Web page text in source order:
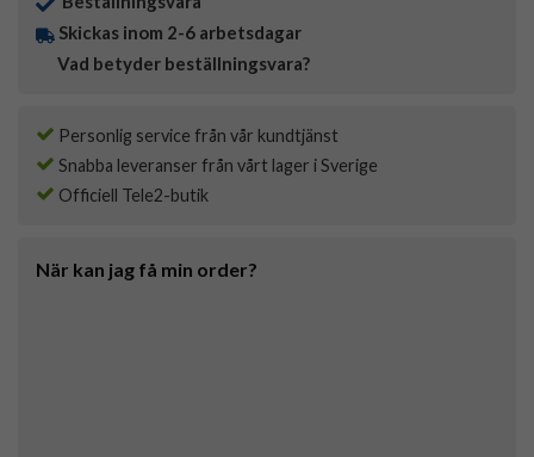
Skickas inom 2-6 arbetsdagar
Vad betyder beställningsvara?
Personlig service från vår kundtjänst
Snabba leveranser från vårt lager i Sverige
Officiell Tele2-butik
När kan jag få min order?